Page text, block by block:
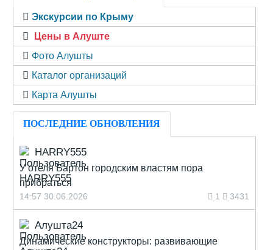
Экскурсии по Крыму
Цены в Алуште
Фото Алушты
Каталог организаций
Карта Алушты
ПОСЛЕДНИЕ ОБНОВЛЕНИЯ
HARRY555
У отеля Бартон городским властям пора
прибраться
14:57 30.06.2026 1 3431
Алушта24
Динамические конструкторы: развивающие